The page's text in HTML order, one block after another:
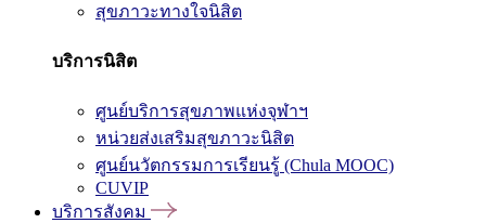
สุขภาวะทางใจนิสิต
บริการนิสิต
ศูนย์บริการสุขภาพแห่งจุฬาฯ
หน่วยส่งเสริมสุขภาวะนิสิต
ศูนย์นวัตกรรมการเรียนรู้ (Chula MOOC)
CUVIP
บริการสังคม